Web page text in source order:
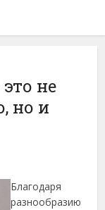
не
но и
Благодаря
разнообразию